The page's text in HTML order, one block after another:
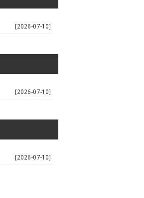
[2026-07-10]
[2026-07-10]
[2026-07-10]